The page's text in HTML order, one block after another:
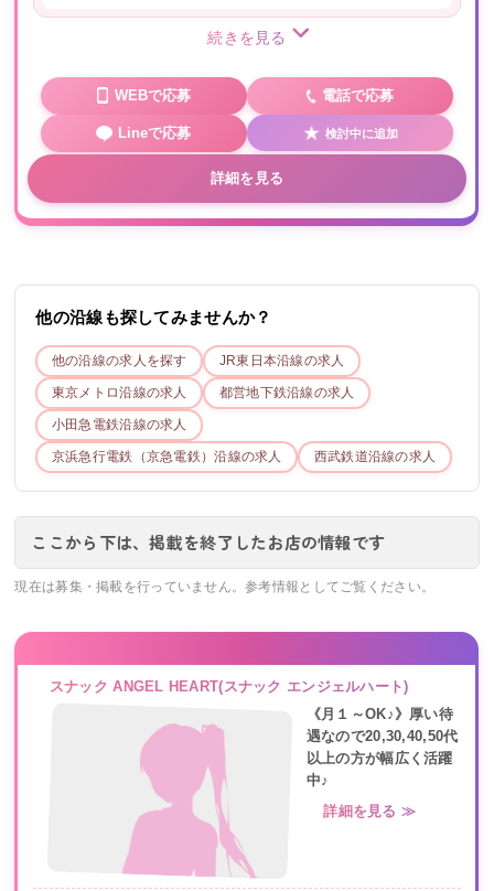
続きを見る
WEBで応募 電話で応募
Lineで応募 検討中に追加
詳細を見る
他の沿線も探してみませんか？
他の沿線の求人を探す JR東日本沿線の求人
東京メトロ沿線の求人 都営地下鉄沿線の求人
小田急電鉄沿線の求人
京浜急行電鉄（京急電鉄）沿線の求人 西武鉄道沿線の求人
ここから下は、掲載を終了したお店の情報です
現在は募集・掲載を行っていません。参考情報としてご覧ください。
スナック ANGEL HEART(スナック エンジェルハート)
《月１～OK♪》厚い待
遇なので20,30,40,50代
以上の方が幅広く活躍
中♪
詳細を見る ≫